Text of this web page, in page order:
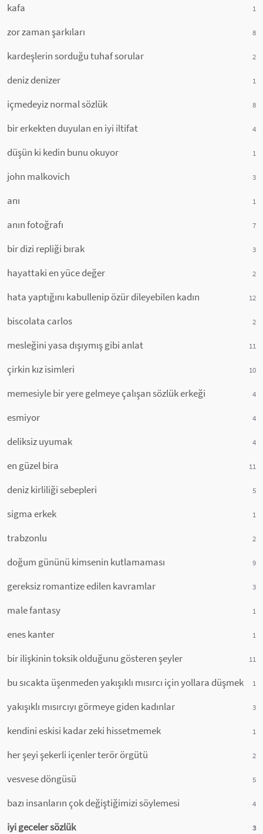
kafa 1
zor zaman şarkıları 8
kardeşlerin sorduğu tuhaf sorular 2
deniz denizer 1
içmedeyiz normal sözlük 8
bir erkekten duyulan en iyi iltifat 4
düşün ki kedin bunu okuyor 1
john malkovich 3
anı 1
anın fotoğrafı 7
bir dizi repliği bırak 3
hayattaki en yüce değer 2
hata yaptığını kabullenip özür dileyebilen kadın 12
biscolata carlos 2
mesleğini yasa dışıymış gibi anlat 11
çirkin kız isimleri 10
memesiyle bir yere gelmeye çalışan sözlük erkeği 4
esmiyor 4
deliksiz uyumak 4
en güzel bira 11
deniz kirliliği sebepleri 5
sigma erkek 1
trabzonlu 2
doğum gününü kimsenin kutlamaması 9
gereksiz romantize edilen kavramlar 3
male fantasy 1
enes kanter 1
bir ilişkinin toksik olduğunu gösteren şeyler 11
bu sıcakta üşenmeden yakışıklı mısırcı için yollara düşmek 1
yakışıklı mısırcıyı görmeye giden kadınlar 3
kendini eskisi kadar zeki hissetmemek 1
her şeyi şekerli içenler terör örgütü 2
vesvese döngüsü 5
bazı insanların çok değiştiğimizi söylemesi 4
iyi geceler sözlük 3